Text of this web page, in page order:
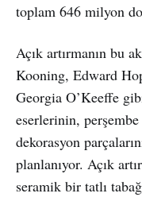
toplam 646 milyon
Açık artırmanın bu
Kooning, Edward
Georgia O’Keeffe
eserlerinin,
dekorasyon
planlanıyor. Açık
seramik bir tatlı